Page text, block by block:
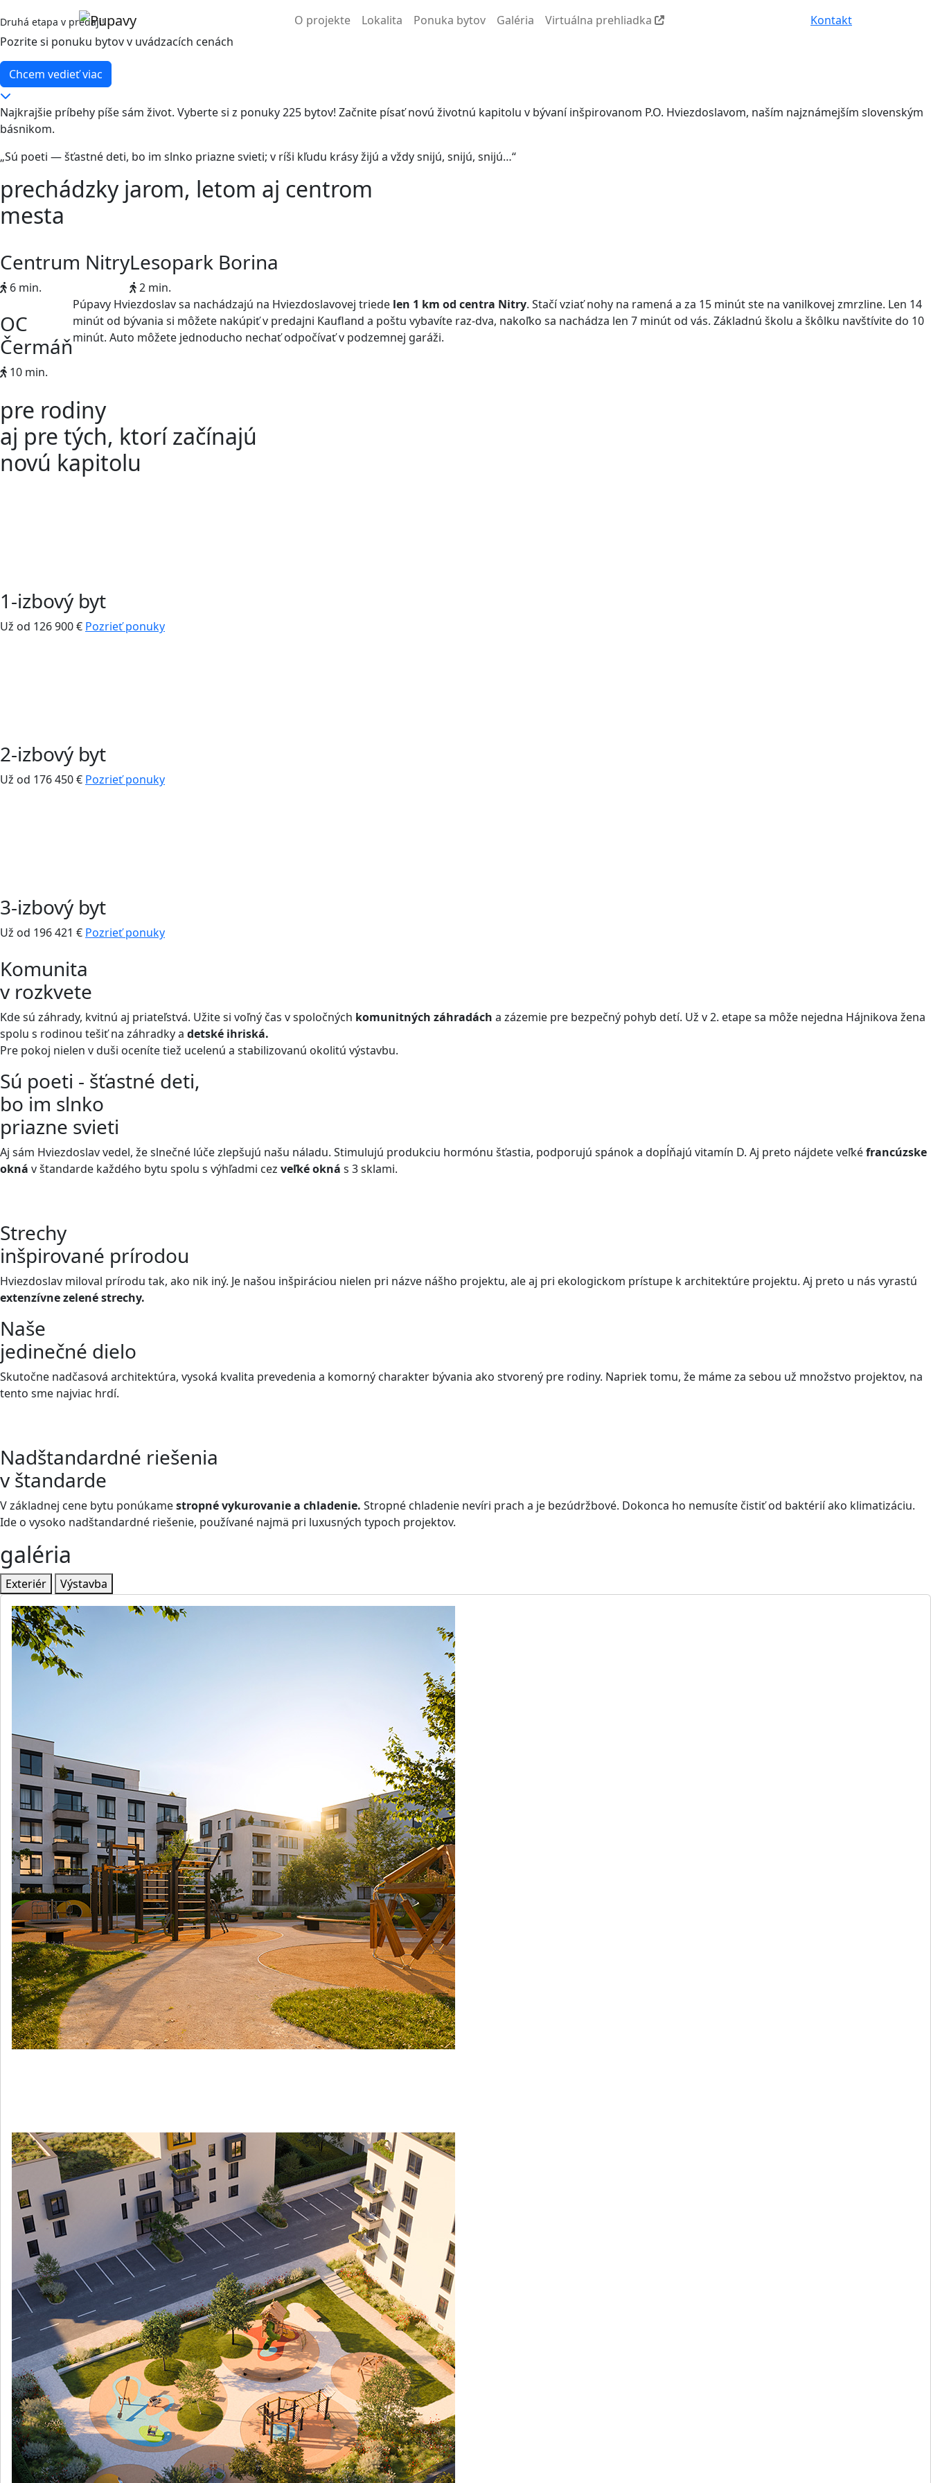
O projekte Lokalita Ponuka bytov Galéria Virtuálna prehliadka Kontakt
Druhá etapa v predaji!
Pozrite si ponuku bytov v uvádzacích cenách
Chcem vedieť viac
Najkrajšie príbehy píše sám život. Vyberte si z ponuky 225 bytov! Začnite písať novú životnú kapitolu v bývaní inšpirovanom P.O. Hviezdoslavom, naším najznámejším slovenským
básnikom.
„Sú poeti — šťastné deti, bo im slnko priazne svieti; v ríši kľudu krásy žijú a vždy snijú, snijú, snijú…“
prechádzky jarom, letom aj centrom
mesta
Centrum Nitry
6 min.
Lesopark Borina
2 min.
OC
Čermáň
10 min.
Púpavy Hviezdoslav sa nachádzajú na Hviezdoslavovej triede len 1 km od centra Nitry. Stačí vziať nohy na ramená a za 15 minút ste na vanilkovej zmrzline. Len 14
minút od bývania si môžete nakúpiť v predajni Kaufland a poštu vybavíte raz-dva, nakoľko sa nachádza len 7 minút od vás. Základnú školu a škôlku navštívite do 10
minút. Auto môžete jednoducho nechať odpočívať v podzemnej garáži.
pre rodiny
aj pre tých, ktorí začínajú
novú kapitolu
1-izbový byt
Už od 126 900 € Pozrieť ponuky
2-izbový byt
Už od 176 450 € Pozrieť ponuky
3-izbový byt
Už od 196 421 € Pozrieť ponuky
Komunita
v rozkvete
Kde sú záhrady, kvitnú aj priateľstvá. Užite si voľný čas v spoločných komunitných záhradách a zázemie pre bezpečný pohyb detí. Už v 2. etape sa môže nejedna Hájnikova žena
spolu s rodinou tešiť na záhradky a detské ihriská.
Pre pokoj nielen v duši oceníte tiež ucelenú a stabilizovanú okolitú výstavbu.
Sú poeti - šťastné deti,
bo im slnko
priazne svieti
Aj sám Hviezdoslav vedel, že slnečné lúče zlepšujú našu náladu. Stimulujú produkciu hormónu šťastia, podporujú spánok a dopĺňajú vitamín D. Aj preto nájdete veľkéfrancúzske
okná v štandarde každého bytu spolu s výhľadmi cez veľké okná s 3 sklami.
Strechy
inšpirované prírodou
Hviezdoslav miloval prírodu tak, ako nik iný. Je našou inšpiráciou nielen pri názve nášho projektu, ale aj pri ekologickom prístupe k architektúre projektu. Aj preto u nás vyrastú
extenzívne zelené strechy.
Naše
jedinečné dielo
Skutočne nadčasová architektúra, vysoká kvalita prevedenia a komorný charakter bývania ako stvorený pre rodiny. Napriek tomu, že máme za sebou už množstvo projektov, na
tento sme najviac hrdí.
Nadštandardné riešenia
v štandarde
V základnej cene bytu ponúkamestropné vykurovanie a chladenie. Stropné chladenie nevíri prach a je bezúdržbové. Dokonca ho nemusíte čistiť od baktérií ako klimatizáciu.
Ide o vysoko nadštandardné riešenie, používané najmä pri luxusných typoch projektov.
galéria
Exteriér Výstavba